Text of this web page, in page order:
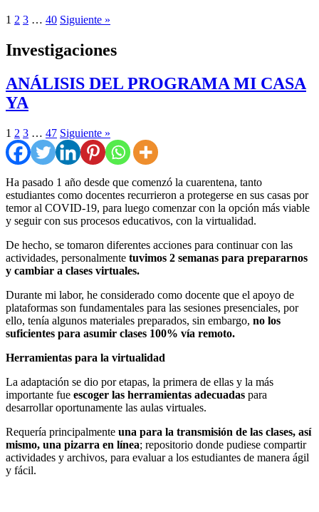
1 2 3 … 40 Siguiente »
Investigaciones
ANÁLISIS DEL PROGRAMA MI CASA
YA
1 2 3 … 47 Siguiente »
Ha pasado 1 año desde que comenzó la cuarentena, tanto
estudiantes como docentes recurrieron a protegerse en sus casas por
temor al COVID-19, para luego comenzar con la opción más viable
y seguir con sus procesos educativos, con la virtualidad.
De hecho, se tomaron diferentes acciones para continuar con las
actividades, personalmente tuvimos 2 semanas para prepararnos
y cambiar a clases virtuales.
Durante mi labor, he considerado como docente que el apoyo de
plataformas son fundamentales para las sesiones presenciales, por
ello, tenía algunos materiales preparados, sin embargo, no los
suficientes para asumir clases 100% vía remoto.
Herramientas para la virtualidad
La adaptación se dio por etapas, la primera de ellas y la más
importante fue escoger las herramientas adecuadas para
desarrollar oportunamente las aulas virtuales.
Requería principalmente una para la transmisión de las clases, así
mismo, una pizarra en línea; repositorio donde pudiese compartir
actividades y archivos, para evaluar a los estudiantes de manera ágil
y fácil.